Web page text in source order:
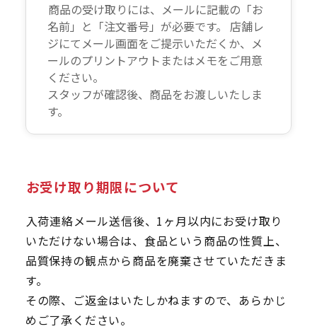
商品の受け取りには、メールに記載の「お
名前」と「注文番号」が必要です。 店舗レ
ジにてメール画面をご提示いただくか、メ
ールのプリントアウトまたはメモをご用意
ください。
スタッフが確認後、商品をお渡しいたしま
す。
お受け取り期限について
入荷連絡メール送信後、1ヶ月以内にお受け取り
いただけない場合は、食品という商品の性質上、
品質保持の観点から商品を廃棄させていただきま
す。
その際、ご返金はいたしかねますので、あらかじ
めご了承ください。